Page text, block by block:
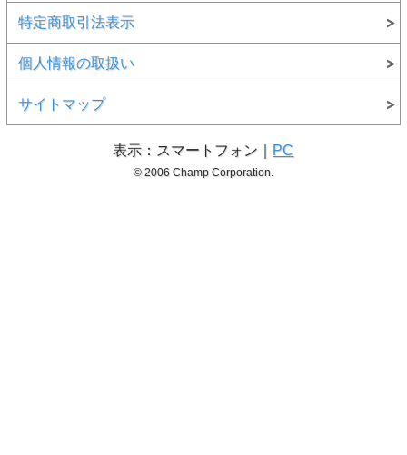
特定商取引法表示
個人情報の取扱い
サイトマップ
表示：スマートフォン｜ PC
© 2006 Champ Corporation.